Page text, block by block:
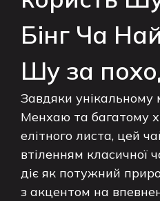
Бінг Ча
Шу за
Завдяки унікальному
Менхаю та багатому
елітного листа, цей
втіленням класичної
діє як потужний
з акцентом на